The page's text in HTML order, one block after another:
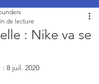
: Nike va se
de lecture
: 8 juil. 2020